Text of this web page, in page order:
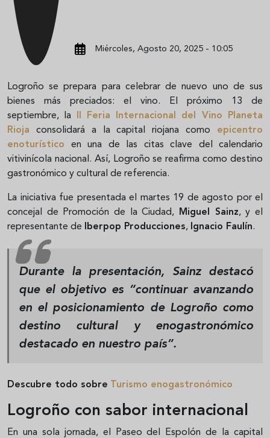
Miércoles, Agosto 20, 2025 - 10:05
Logroño se prepara para celebrar de nuevo uno de sus
bienes más preciados: el vino. El próximo 13 de
septiembre, la
II Feria Internacional del Vino Planeta
Rioja consolidará a la capital riojana como epicentro
enoturístico en una de las citas clave del calendario
vitivinícola nacional. Así, Logroño se reafirma como destino
gastronómico y cultural de referencia.
La iniciativa fue presentada el martes 19 de agosto por el
concejal de Promoción de la Ciudad,
Miguel Sainz, y el
representante de
Iberpop Producciones, Ignacio Faulín.
Durante la presentación, Sainz destacó
que el objetivo es “continuar avanzando
en el posicionamiento de Logroño como
destino cultural y enogastronómico
destacado en nuestro país”.
Descubre todo sobre Turismo enogastronómico
Logroño con sabor internacional
En una sola jornada, el Paseo del Espolón de la capital